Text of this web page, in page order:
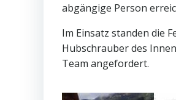
abgängige Person
Im Einsatz standen die
Hubschrauber des
Team angefordert.